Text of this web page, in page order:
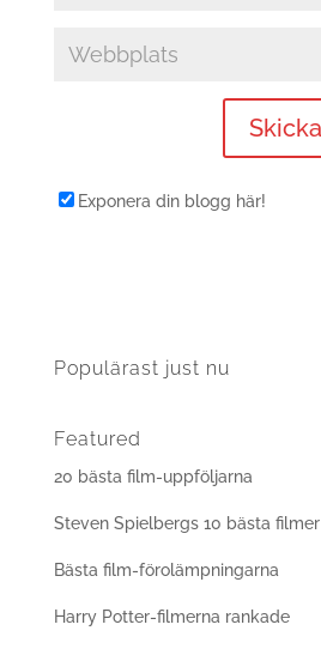
Exponera din blogg här!
Populärast just nu
Featured
20 bästa film-uppföljarna
Steven Spielbergs 10 bästa filmer
Bästa film-förolämpningarna
Harry Potter-filmerna rankade